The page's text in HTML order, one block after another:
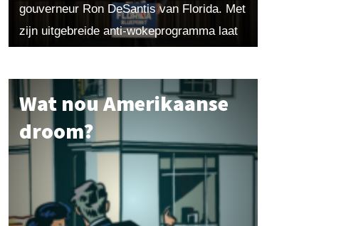
gouverneur Ron DeSantis van Florida. Met
zijn uitgebreide anti-wokeprogramma laat
Wat nou Amerikaanse
droom?